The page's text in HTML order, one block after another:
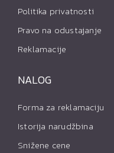
Politika privatnosti
Pravo na odustajanje
Reklamacije
NALOG
Forma za reklamaciju
Istorija narudžbina
Snižene cene